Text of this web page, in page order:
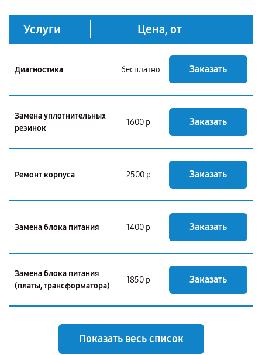
Услуги Цена, от
Диагностика бесплатно Заказать
Замена уплотнительных
резинок
1600 р Заказать
Ремонт корпуса 2500 р Заказать
Замена блока питания 1400 р Заказать
Замена блока питания
(платы, трансформатора)
1850 р Заказать
Показать весь список